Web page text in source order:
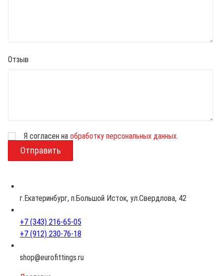
Отзыв
з
Я согласен на обработку персональных данных.
г.Екатеринбург, п.Большой Исток, ул.Свердлова, 42
+7 (343) 216-65-05
+7 (912) 230-76-18
shop@eurofittings.ru